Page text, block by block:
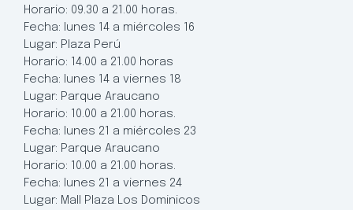
Horario: 09.30 a 21.00 horas.
Fecha: lunes 14 a miércoles 16
Lugar: Plaza Perú
Horario: 14.00 a 21.00 horas
Fecha: lunes 14 a viernes 18
Lugar: Parque Araucano
Horario: 10.00 a 21.00 horas.
Fecha: lunes 21 a miércoles 23
Lugar: Parque Araucano
Horario: 10.00 a 21.00 horas.
Fecha: lunes 21 a viernes 24
Lugar: Mall Plaza Los Dominicos